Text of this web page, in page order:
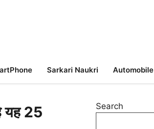
Sarkari Naukri Automobile
यह 25
Search